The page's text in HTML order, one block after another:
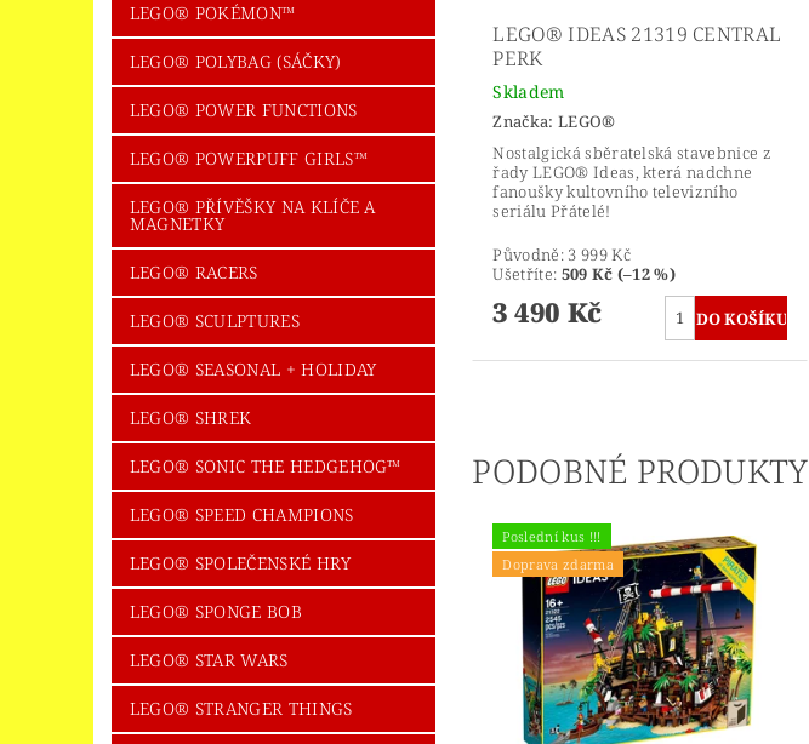
LEGO® POKÉMON™
LEGO® POLYBAG (SÁČKY)
LEGO® POWER FUNCTIONS
LEGO® POWERPUFF GIRLS™
LEGO® PŘÍVĚŠKY NA KLÍČE A
MAGNETKY
LEGO® RACERS
LEGO® SCULPTURES
LEGO® SEASONAL + HOLIDAY
LEGO® SHREK
LEGO® SONIC THE HEDGEHOG™
LEGO® SPEED CHAMPIONS
LEGO® SPOLEČENSKÉ HRY
LEGO® SPONGE BOB
LEGO® STAR WARS
LEGO® STRANGER THINGS
LEGO® IDEAS 21319 CENTRAL
PERK
Skladem
Značka: LEGO®
Nostalgická sběratelská stavebnice z
řady LEGO® Ideas, která nadchne
fanoušky kultovního televizního
seriálu Přátelé!
Původně: 3 999 Kč
Ušetříte: 509 Kč (–12 %)
3 490 Kč
PODOBNÉ PRODUKTY
Poslední kus !!!
Doprava zdarma